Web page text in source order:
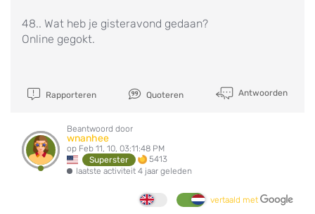
48.. Wat heb je gisteravond gedaan?
Online gegokt.
Rapporteren Quoteren Antwoorden
Beantwoord door
wnanhee
op Feb 11, 10, 03:11:48 PM
Superster
5413
laatste activiteit 4 jaar geleden
vertaald met